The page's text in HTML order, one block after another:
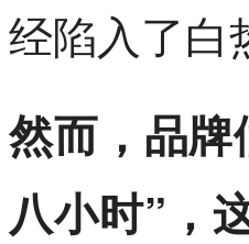
经陷入了白
然而，品
八小时”，